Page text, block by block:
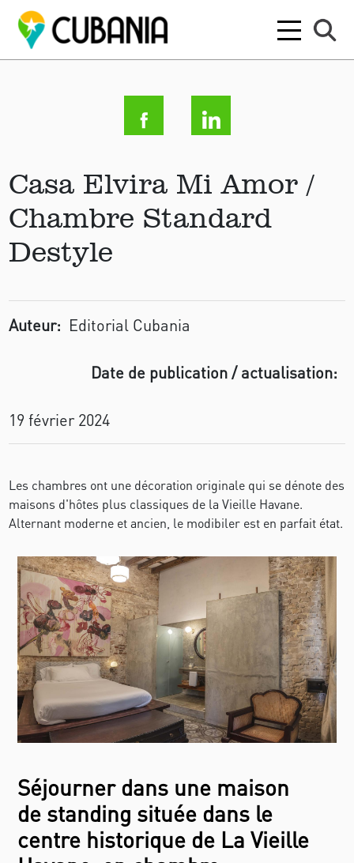
Casa Elvira Mi Amor /
Chambre Standard
Destyle
Auteur: Editorial Cubania
Date de publication / actualisation:
19 février 2024
Les chambres ont une décoration originale qui se dénote des
maisons d'hôtes plus classiques de la Vieille Havane.
Alternant moderne et ancien, le modibiler est en parfait état.
Séjourner dans une maison
de standing située dans le
centre historique de La Vieille